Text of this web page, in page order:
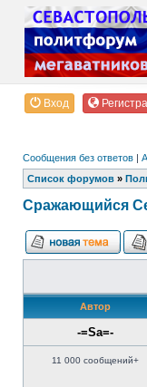
Вход
Сообщения без ответов |
Список форумов »
Сражающийся
Автор
-=Sa=-
11 000 сообщений+